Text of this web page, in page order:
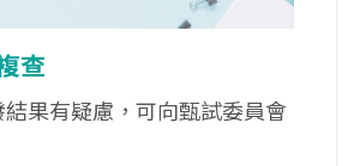
查
果有疑慮，可向甄試委員會